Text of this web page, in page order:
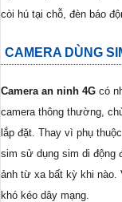
còi hú tại chỗ, đèn báo
CAMERA DÙNG
Camera an ninh 4G có
camera thông thường,
lắp đặt. Thay vì phụ
sim sử dụng sim di động
ảnh từ xa bất kỳ khi nào.
khó kéo dây mạng.